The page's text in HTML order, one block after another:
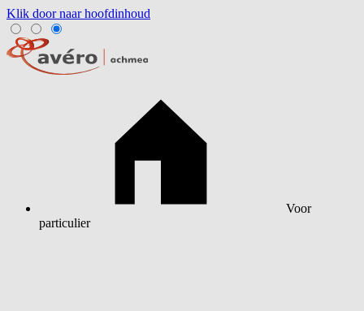
Klik door naar hoofdinhoud
Voor
particulier